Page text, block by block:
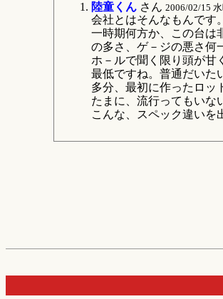
陸童くんさん 2006/02/15
会社とはそんなもんです
一時期何方か、この台は
の多さ、ゲ－ジの悪さ何
ホ－ルで聞く限り頭が甘
最低ですね。普通だいた
多分、最初に作ったロッ
たまに、流行ってもいな
こんな、スペック違いを